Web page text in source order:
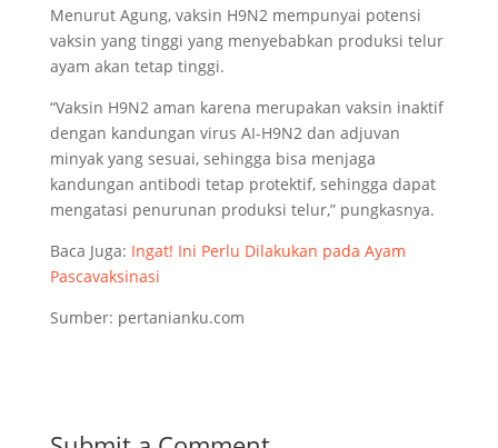
Menurut Agung, vaksin H9N2 mempunyai potensi
vaksin yang tinggi yang menyebabkan produksi telur
ayam akan tetap tinggi.
“Vaksin H9N2 aman karena merupakan vaksin inaktif
dengan kandungan virus AI-H9N2 dan adjuvan
minyak yang sesuai, sehingga bisa menjaga
kandungan antibodi tetap protektif, sehingga dapat
mengatasi penurunan produksi telur,” pungkasnya.
Baca Juga: Ingat! Ini Perlu Dilakukan pada Ayam
Pascavaksinasi
Sumber: pertanianku.com